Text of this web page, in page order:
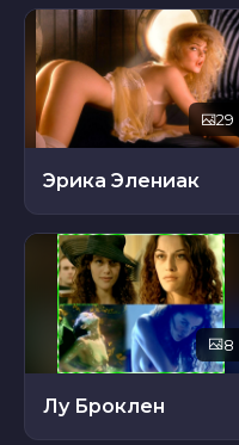
29
Эрика Элениак
8
Лу Броклен